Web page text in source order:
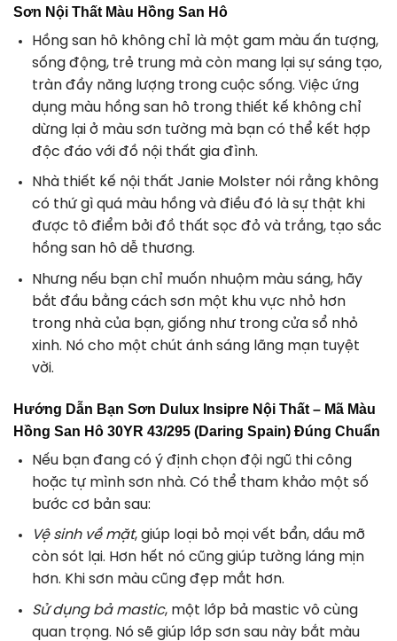
Sơn Nội Thất Màu Hồng San Hô
Hồng san hô không chỉ là một gam màu ấn tượng,
sống động, trẻ trung mà còn mang lại sự sáng tạo,
tràn đầy năng lượng trong cuộc sống. Việc ứng
dụng màu hồng san hô trong thiết kế không chỉ
dừng lại ở màu sơn tường mà bạn có thể kết hợp
độc đáo với đồ nội thất gia đình.
Nhà thiết kế nội thất Janie Molster nói rằng không
có thứ gì quá màu hồng và điều đó là sự thật khi
được tô điểm bởi đồ thất sọc đỏ và trắng, tạo sắc
hồng san hô dễ thương.
Nhưng nếu bạn chỉ muốn nhuộm màu sáng, hãy
bắt đầu bằng cách sơn một khu vực nhỏ hơn
trong nhà của bạn, giống như trong cửa sổ nhỏ
xinh. Nó cho một chút ánh sáng lãng mạn tuyệt
vời.
Hướng Dẫn Bạn Sơn Dulux Insipre Nội Thất – Mã Màu
Hồng San Hô 30YR 43/295 (Daring Spain) Đúng Chuẩn
Nếu bạn đang có ý định chọn đội ngũ thi công
hoặc tự mình sơn nhà. Có thể tham khảo một số
bước cơ bản sau:
Vệ sinh về mặt, giúp loại bỏ mọi vết bẩn, dầu mỡ
còn sót lại. Hơn hết nó cũng giúp tường láng mịn
hơn. Khi sơn màu cũng đẹp mắt hơn.
Sử dụng bả mastic, một lớp bả mastic vô cùng
quan trọng. Nó sẽ giúp lớp sơn sau này bắt màu